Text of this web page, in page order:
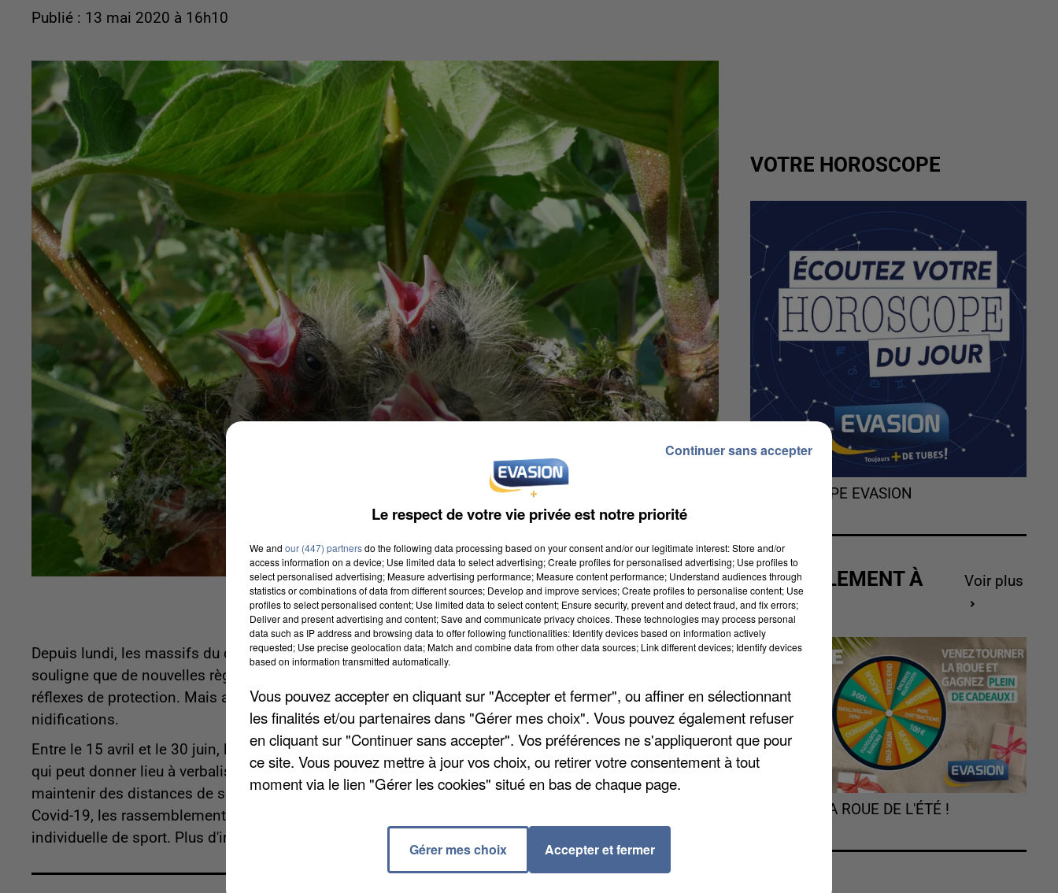
Publié : 13 mai 2020 à 16h10
Depuis lundi, les massifs du département sont de nouveau accessibles. Mais le Conseil départemental
souligne que de nouvelles règles s'appliquent, car les animaux sauvages vont devoir réapprendre leurs
réflexes de protection. Mais aussi car le mois de mai est une période de naissances et de
nidifications.
Entre le 15 avril et le 30 juin, le fait de ne pas tenir son chien en laisse en forêt constitue une infraction
qui peut donner lieu à verbalisation. Sur les routes forestières, il est impératif de limiter sa vitesse,
maintenir des distances de sécurité entre véhicules et surveiller les bas-côtés. Pour lutter contre le
Covid-19, les rassemblements de maximum 10 personnes sont autorisés, tout comme la pratique
individuelle de sport. Plus d'infos sur
VOTRE HOROSCOPE
L'HOROSCOPE EVASION
ACTUELLEMENT À
GAGNER
Voir plus
TOURNEZ LA ROUE DE L'ÉTÉ !
Le respect de votre vie privée est notre priorité
We and our (447) partnersdo the following data processing based on your consent and/or our legitimate interest: Store and/or
access information on a device; Use limited data to select advertising; Create profiles for personalised advertising; Use profiles to
select personalised advertising; Measure advertising performance; Measure content performance; Understand audiences through
statistics or combinations of data from different sources; Develop and improve services; Create profiles to personalise content; Use
profiles to select personalised content; Use limited data to select content; Ensure security, prevent and detect fraud, and fix errors;
Deliver and present advertising and content; Save and communicate privacy choices. These technologies may process personal
data such as IP address and browsing data to offer following functionalities: Identify devices based on information actively
requested; Use precise geolocation data; Match and combine data from other data sources; Link different devices; Identify devices
based on information transmitted automatically.
Vous pouvez accepter en cliquant sur "Accepter et fermer", ou affiner en sélectionnant
les finalités et/ou partenaires dans "Gérer mes choix". Vous pouvez également refuser
en cliquant sur "Continuer sans accepter". Vos préférences ne s'appliqueront que pour
ce site. Vous pouvez mettre à jour vos choix, ou retirer votre consentement à tout
moment via le lien "Gérer les cookies" situé en bas de chaque page.
Gérer mes choix Accepter et fermer
Continuer sans accepter